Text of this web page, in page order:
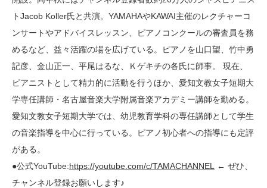
トJacob Koller氏と共演。YAMAHAやKAWAI主催のレクチャーコ
ンサートやアドバイスレッスン、ピアノコンクールの審査員を務
めるなど、益々活躍の場を広げている。ピアノを山口望、竹中勇
記彦、金山正一、平尾はるな、Ｋゲキチの各氏に師事。 現在、
ピアニストとして精力的に活動を行うほか、愛知文教女子短期大
学専任講師・名古屋音楽大学附属音楽アカデミー講師を勤める。
愛知文教女子短期大学では、幼児教育学科の専任講師として学生
の音楽指導を中心に行っている。ピアノ初心者への指導にも定評
がある。
●公式YouTube:https://youtube.com/c/TAMACHANNEL
← ぜひ、
チャンネル登録お願いします♪